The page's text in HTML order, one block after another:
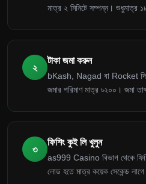
মাত্র ২ মিনিটে সম্পন্ন। শুধুমাত্র
২
টাকা জমা করুন
bKash, Nagad বা Rocket
জমার পরিমাণ মাত্র ৳২০০। জমা
৩
ফিশিং কুই লি খুলুন
as999 Casino বিভাগ থেকে
লোড হতে মাত্র কয়েক সেকেন্ড